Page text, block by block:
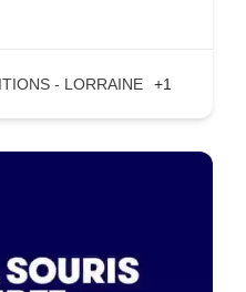
- LORRAINE +1